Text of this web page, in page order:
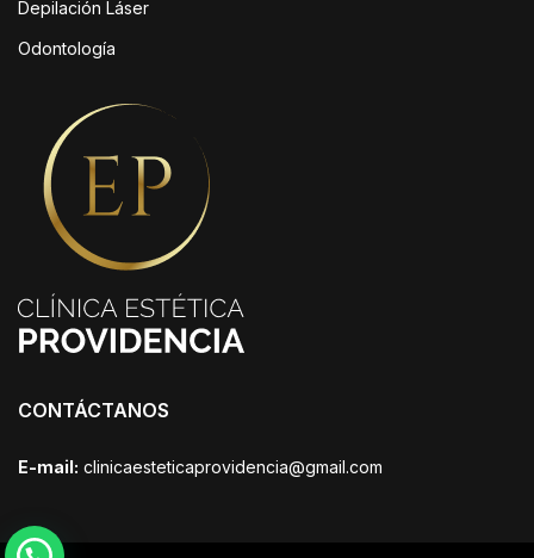
Depilación Láser
Odontología
CONTÁCTANOS
E-mail: clinicaesteticaprovidencia@gmail.com